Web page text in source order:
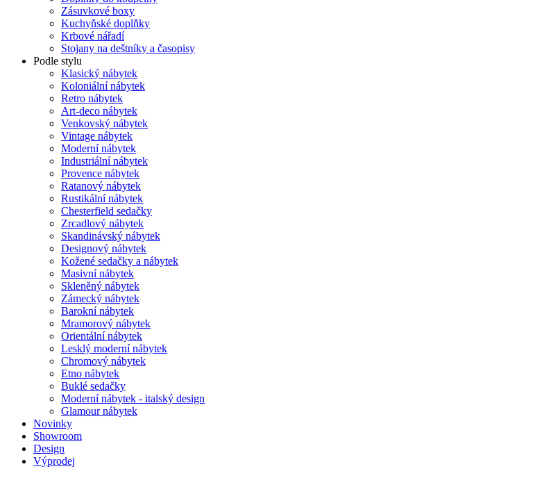
Zásuvkové boxy
Kuchyňské doplňky
Krbové nářadí
Stojany na deštníky a časopisy
Podle stylu
Klasický nábytek
Koloniální nábytek
Retro nábytek
Art-deco nábytek
Venkovský nábytek
Vintage nábytek
Moderní nábytek
Industriální nábytek
Provence nábytek
Ratanový nábytek
Rustikální nábytek
Chesterfield sedačky
Zrcadlový nábytek
Skandinávský nábytek
Designový nábytek
Kožené sedačky a nábytek
Masivní nábytek
Skleněný nábytek
Zámecký nábytek
Barokní nábytek
Mramorový nábytek
Orientální nábytek
Lesklý moderní nábytek
Chromový nábytek
Etno nábytek
Buklé sedačky
Moderní nábytek - italský design
Glamour nábytek
Novinky
Showroom
Design
Výprodej